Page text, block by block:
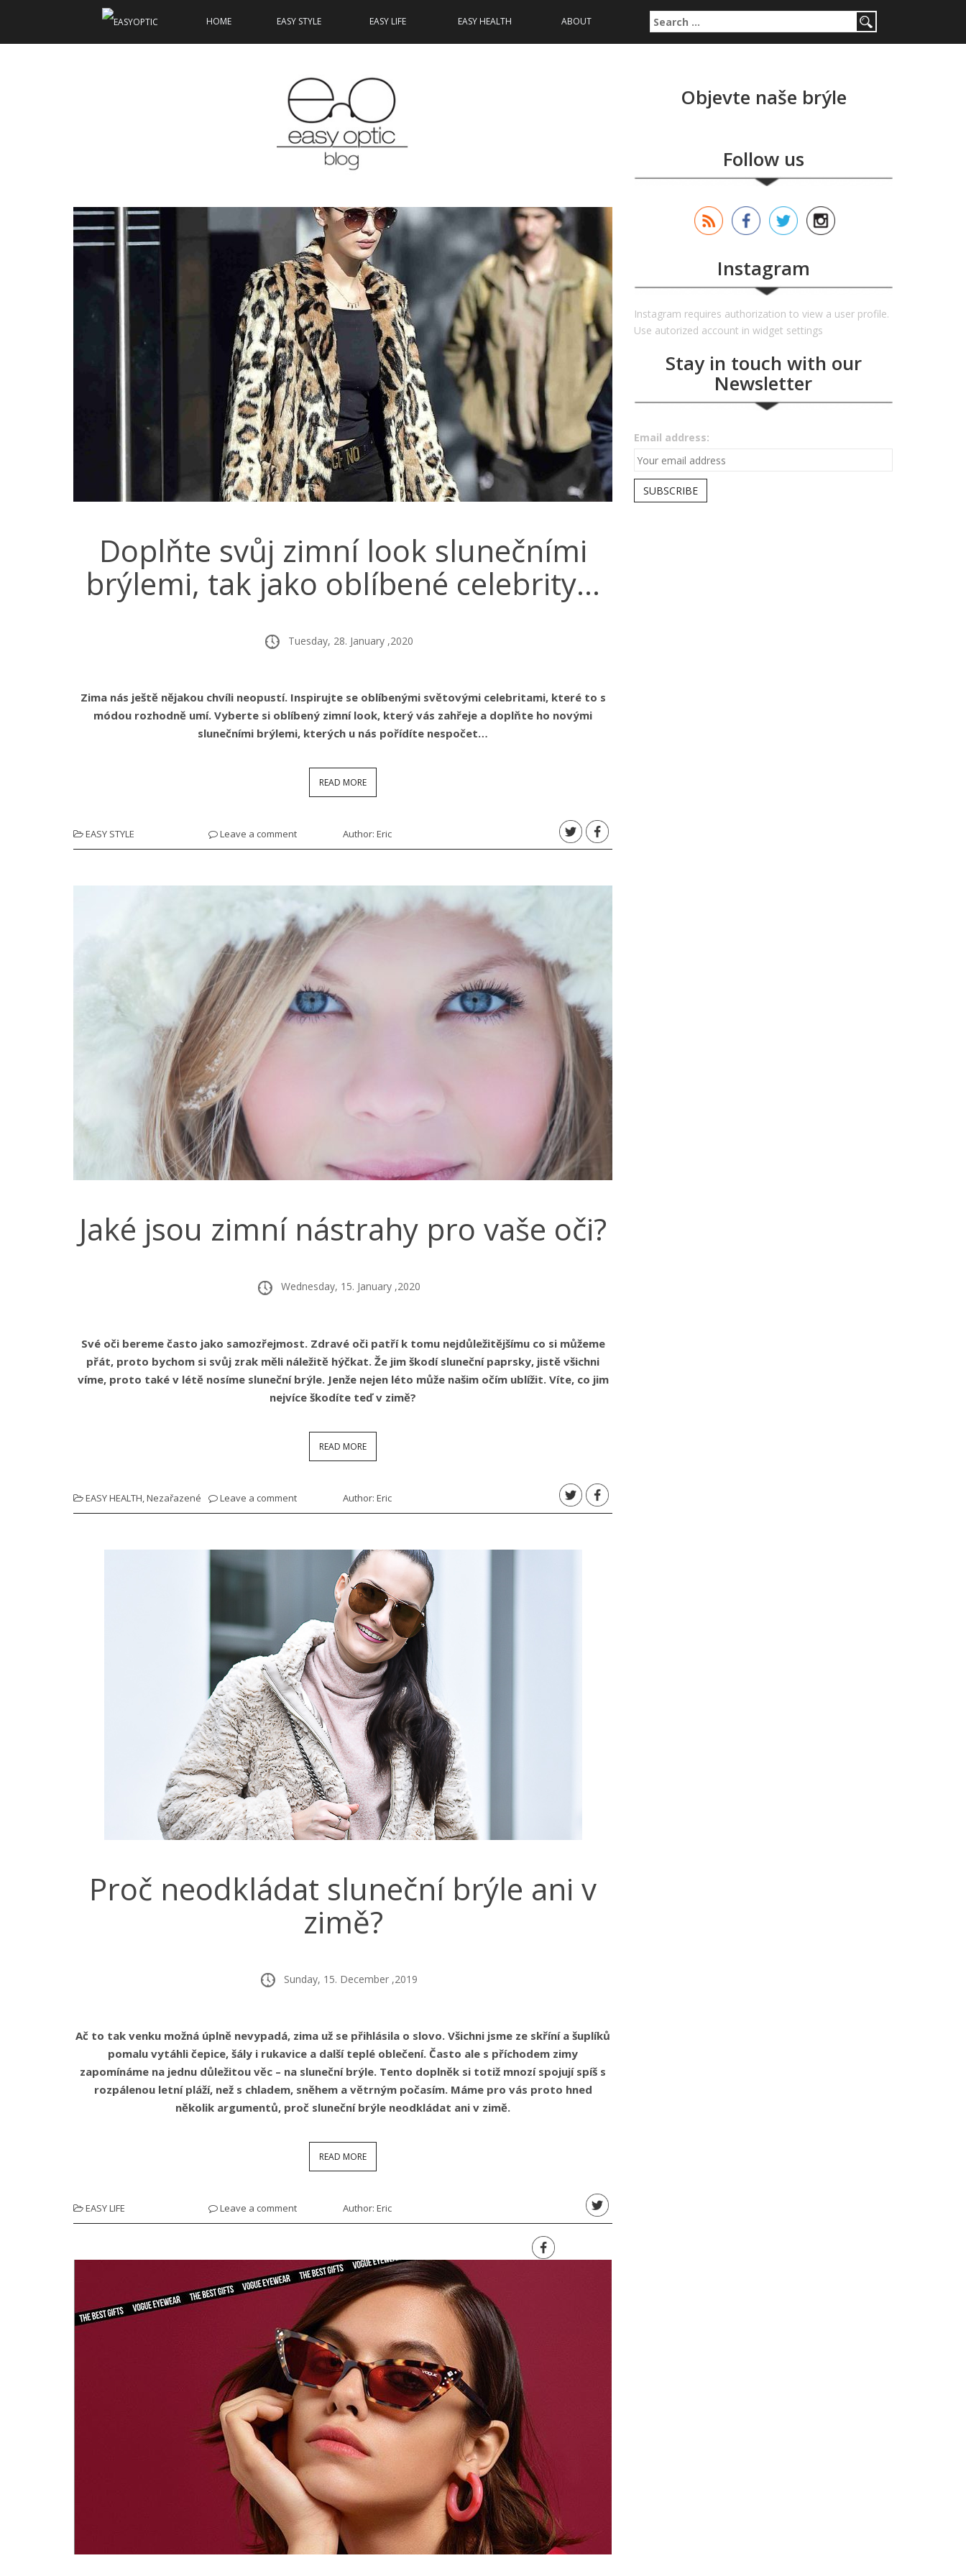
HOME EASY STYLE EASY LIFE EASY HEALTH ABOUT Search for:
Doplňte svůj zimní look slunečními
brýlemi, tak jako oblíbené celebrity…
Tuesday, 28. January ,2020
Zima nás ještě nějakou chvíli neopustí. Inspirujte se oblíbenými světovými celebritami, které to s
módou rozhodně umí. Vyberte si oblíbený zimní look, který vás zahřeje a doplňte ho novými
slunečními brýlemi, kterých u nás pořídíte nespočet…
READ MORE
EASY STYLE Leave a comment Author: Eric
Jaké jsou zimní nástrahy pro vaše oči?
Wednesday, 15. January ,2020
Své oči bereme často jako samozřejmost. Zdravé oči patří k tomu nejdůležitějšímu co si můžeme
přát, proto bychom si svůj zrak měli náležitě hýčkat. Že jim škodí sluneční paprsky, jistě všichni
víme, proto také v létě nosíme sluneční brýle. Jenže nejen léto může našim očím ublížit. Víte, co jim
nejvíce škodíte teď v zimě?
READ MORE
EASY HEALTH Nezařazené Leave a comment Author: Eric
Proč neodkládat sluneční brýle ani v
zimě?
Sunday, 15. December ,2019
Ač to tak venku možná úplně nevypadá, zima už se přihlásila o slovo. Všichni jsme ze skříní a šuplíků
pomalu vytáhli čepice, šály i rukavice a další teplé oblečení. Často ale s příchodem zimy
zapomínáme na jednu důležitou věc – na sluneční brýle. Tento doplněk si totiž mnozí spojují spíš s
rozpálenou letní pláží, než s chladem, sněhem a větrným počasím. Máme pro vás proto hned
několik argumentů, proč sluneční brýle neodkládat ani v zimě.
READ MORE
EASY LIFE Leave a comment Author: Eric
Objevte naše brýle
Follow us
Instagram
Instagram requires authorization to view a user profile.
Use autorized account in widget settings
Stay in touch with our
Newsletter
Email address: